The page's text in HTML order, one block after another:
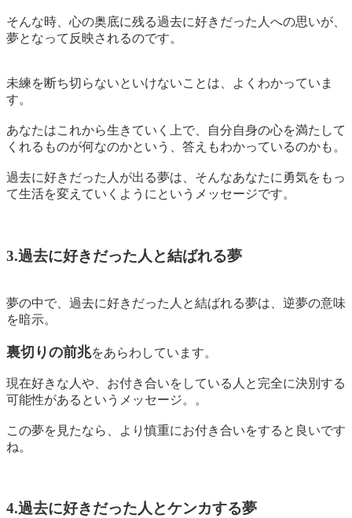
そんな時、心の奥底に残る過去に好きだった人への思いが、
夢となって反映されるのです。
未練を断ち切らないといけないことは、よくわかっていま
す。
あなたはこれから生きていく上で、
自分自身の心を満たして
くれるものが何なのかという、答えもわかっているのかも。
過去に好きだった人が出る夢は、そんなあなたに 勇気をもっ
て生活を変えていくようにというメッセージです。
3.過去に好きだった人と結ばれる夢
夢の中で、過去に好きだった人と結ばれる夢は、逆夢の意味
を暗示。
裏切りの前兆をあらわしています。
現在好きな人や、お付き合いをしている人と完全に決別する
可能性があるというメッセージ。。
この夢を見たなら、より慎重にお付き合いをすると良いです
ね。
4.過去に好きだった人とケンカする夢